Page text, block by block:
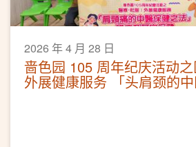
2026 年 4 月 28 日
啬色园 105 周年纪庆活动之
外展健康服务 「头肩颈的